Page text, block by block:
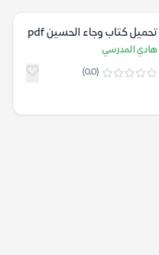
تحميل كتاب وجاء الحسين pdf
هادي المدرسي
(0.0)